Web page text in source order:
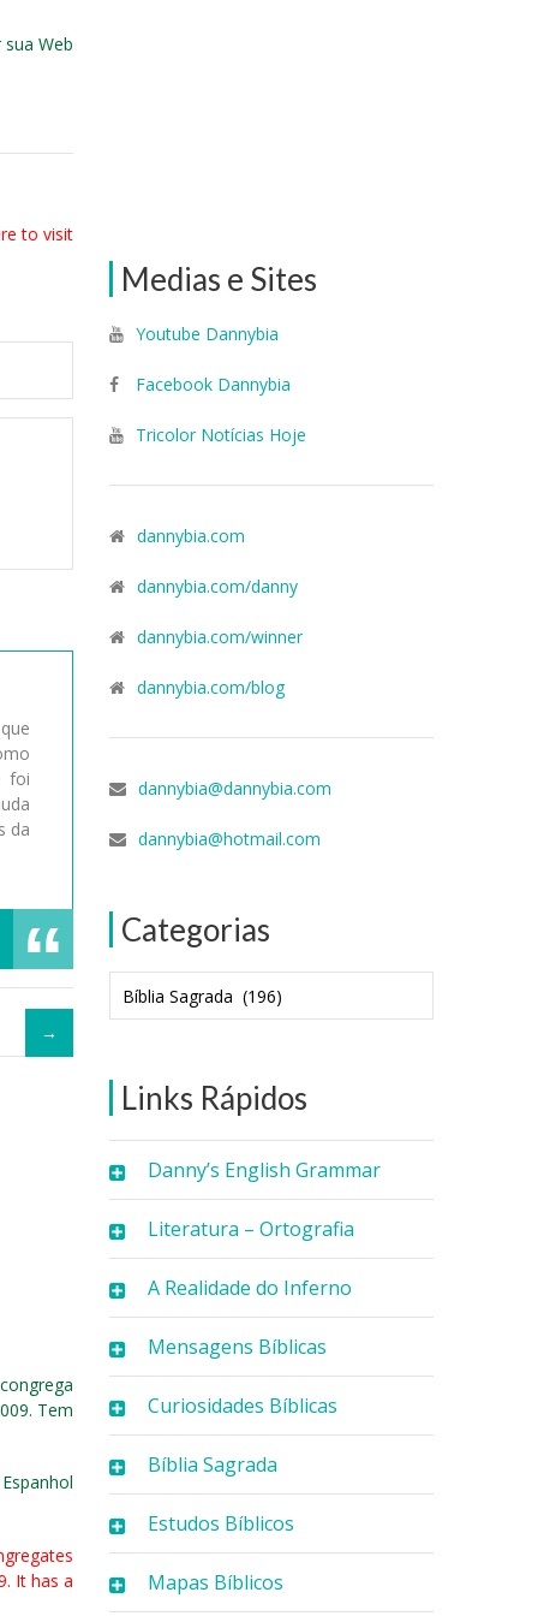
Medias e Sites
Youtube Dannybia
Facebook Dannybia
Tricolor Notícias Hoje
dannybia.com
dannybia.com/danny
dannybia.com/winner
dannybia.com/blog
dannybia@dannybia.com
dannybia@hotmail.com
Categorias
Links Rápidos
Danny’s English Grammar
Literatura – Ortografia
A Realidade do Inferno
Mensagens Bíblicas
Curiosidades Bíblicas
Bíblia Sagrada
Estudos Bíblicos
Mapas Bíblicos
Web
to visit
foi
da
Tem
It has a